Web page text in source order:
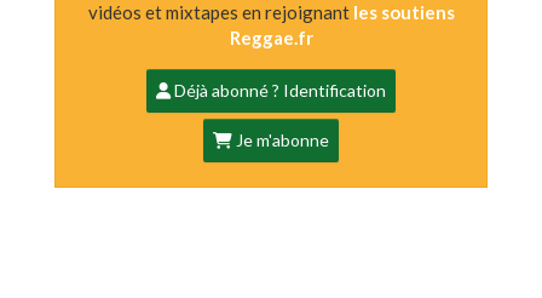
vidéos et mixtapes en rejoignant les soutiens
Reggae.fr
Déjà abonné ? Identification
Je m'abonne